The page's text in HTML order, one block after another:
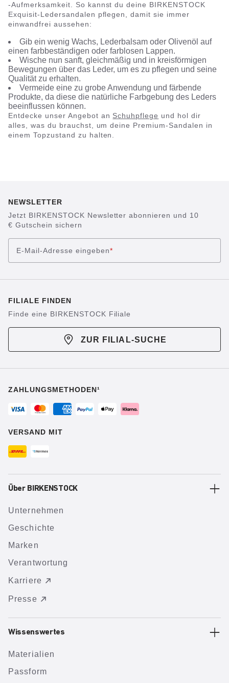
-Aufmerksamkeit. So kannst du deine BIRKENSTOCK
Exquisit-Ledersandalen pflegen, damit sie immer
einwandfrei aussehen:
Gib ein wenig Wachs, Lederbalsam oder Olivenöl auf
einen farbbeständigen oder farblosen Lappen.
Wische nun sanft, gleichmäßig und in kreisförmigen
Bewegungen über das Leder, um es zu pflegen und seine
Qualität zu erhalten.
Vermeide eine zu grobe Anwendung und färbende
Produkte, da diese die natürliche Farbgebung des Leders
beeinflussen können.
Entdecke unser Angebot an Schuhpflege und hol dir
alles, was du brauchst, um deine Premium-Sandalen in
einem Topzustand zu halten.
NEWSLETTER
Jetzt BIRKENSTOCK Newsletter abonnieren und 10
€ Gutschein sichern
E-Mail-Adresse eingeben*
FILIALE FINDEN
Finde eine BIRKENSTOCK Filiale
ZUR FILIAL-SUCHE
ZAHLUNGSMETHODEN¹
VERSAND MIT
Über BIRKENSTOCK
Unternehmen
Geschichte
Marken
Verantwortung
Karriere
Presse
Wissenswertes
Materialien
Passform